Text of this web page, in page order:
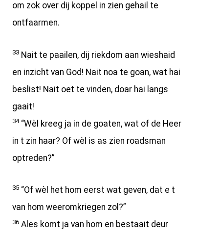
om zok over dij koppel in zien gehail te
ontfaarmen.
33 Nait te paailen, dij riekdom aan wieshaid
en inzicht van God! Nait noa te goan, wat hai
beslist! Nait oet te vinden, doar hai langs
gaait!
34“Wèl kreeg ja in de goaten, wat of de Heer
in t zin haar? Of wèl is as zien roadsman
optreden?”
35 “Of wèl het hom eerst wat geven, dat e t
van hom weeromkriegen zol?”
36 Ales komt ja van hom en bestaait deur